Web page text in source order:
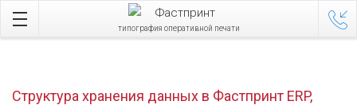
типография оперативной печати
Структура хранения данных в Фастпринт ERP,